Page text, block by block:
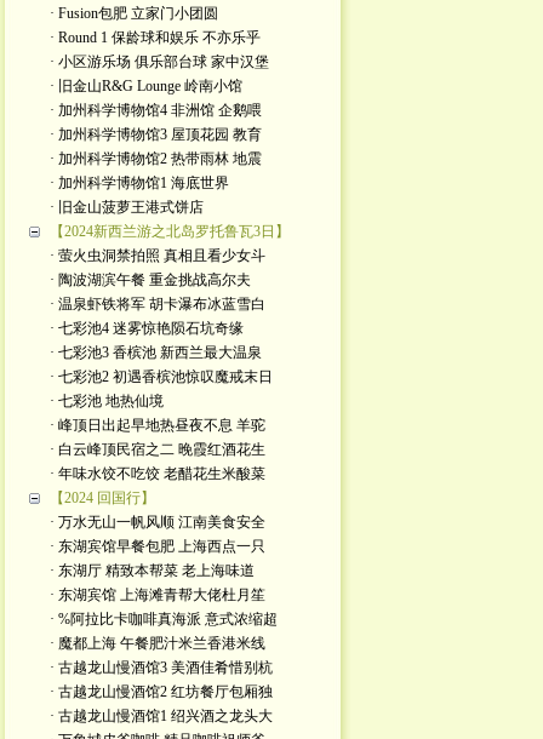
· Fusion包肥 立家门小团圆
· Round 1 保龄球和娱乐 不亦乐乎
· 小区游乐场 俱乐部台球 家中汉堡
· 旧金山R&G Lounge 岭南小馆
· 加州科学博物馆4 非洲馆 企鹅喂
· 加州科学博物馆3 屋顶花园 教育
· 加州科学博物馆2 热带雨林 地震
· 加州科学博物馆1 海底世界
· 旧金山菠萝王港式饼店
【2024新西兰游之北岛罗托鲁瓦3日】
· 萤火虫洞禁拍照 真相且看少女斗
· 陶波湖滨午餐 重金挑战高尔夫
· 温泉虾铁将军 胡卡瀑布冰蓝雪白
· 七彩池4 迷雾惊艳陨石坑奇缘
· 七彩池3 香槟池 新西兰最大温泉
· 七彩池2 初遇香槟池惊叹魔戒末日
· 七彩池 地热仙境
· 峰顶日出起早地热昼夜不息 羊驼
· 白云峰顶民宿之二 晚霞红酒花生
· 年味水饺不吃饺 老醋花生米酸菜
【2024 回国行】
· 万水无山一帆风顺 江南美食安全
· 东湖宾馆早餐包肥 上海西点一只
· 东湖厅 精致本帮菜 老上海味道
· 东湖宾馆 上海滩青帮大佬杜月笙
· %阿拉比卡咖啡真海派 意式浓缩超
· 魔都上海 午餐肥汁米兰香港米线
· 古越龙山慢酒馆3 美酒佳肴惜别杭
· 古越龙山慢酒馆2 红坊餐厅包厢独
· 古越龙山慢酒馆1 绍兴酒之龙头大